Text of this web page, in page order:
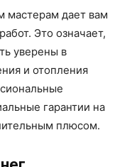
мастерам дает вам
Это означает,
уверены в
и отопления
гарантии на
плюсом.